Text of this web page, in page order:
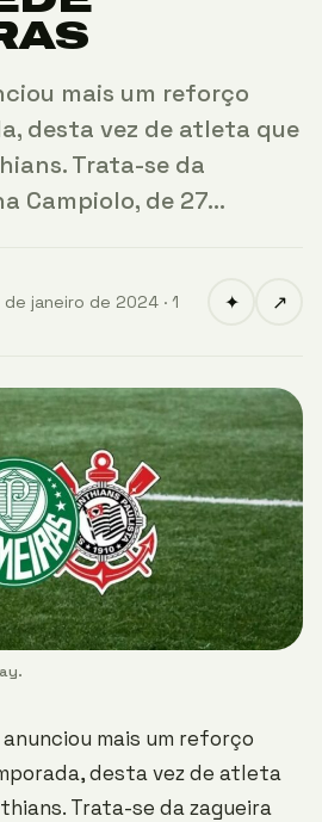
mais um reforço
desta vez de atleta que
Trata-se da
Campiolo, de 27…
janeiro de 2024 · 1
✦ ↗
mais um reforço
desta vez de atleta
Trata-se da zagueira